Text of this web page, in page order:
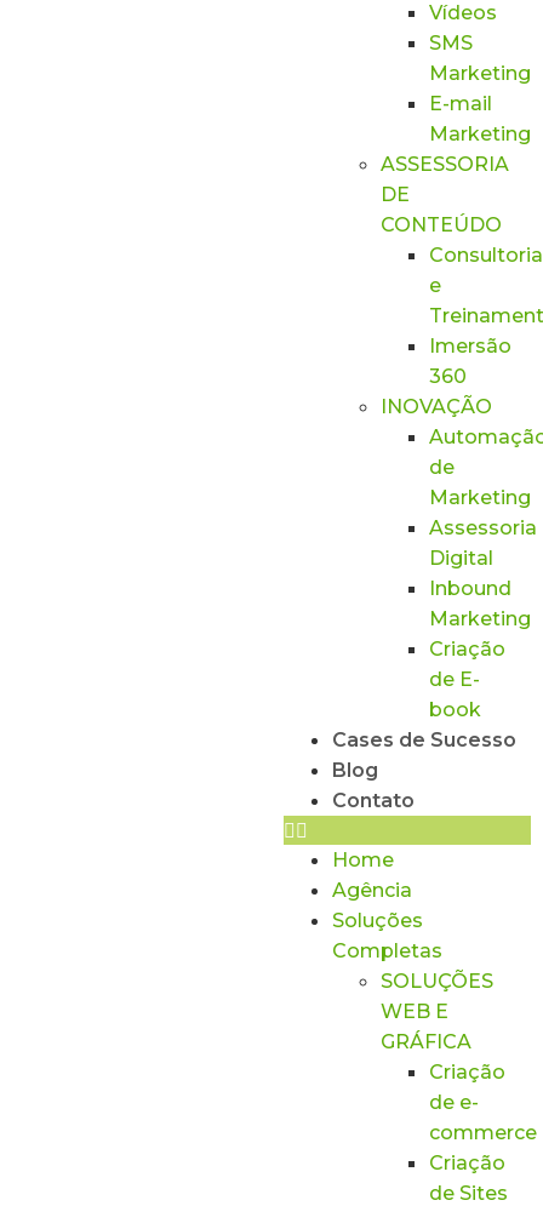
Vídeos
SMS
Marketing
E-mail
Marketing
ASSESSORIA
DE
CONTEÚDO
Consultoria
e
Imersão
360
INOVAÇÃO
de
Marketing
Assessoria
Digital
Inbound
Marketing
Criação
de E-
book
Cases de Sucesso
Blog
Contato
Home
Agência
Soluções
Completas
SOLUÇÕES
WEB E
GRÁFICA
Criação
de e-
commerce
Criação
de Sites